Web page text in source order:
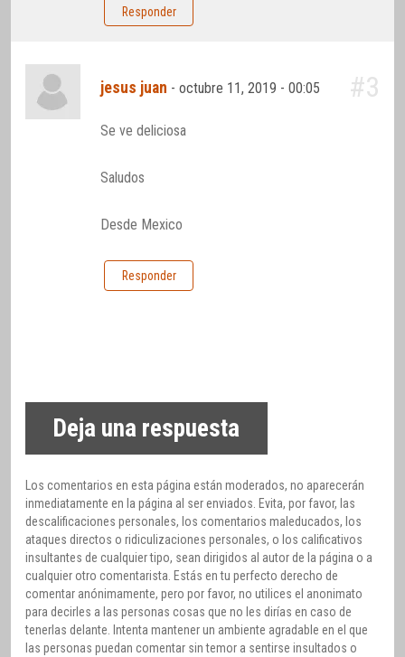
Responder
jesus juan -octubre 11, 2019 - 00:05 #3
Se ve deliciosa
Saludos
Desde Mexico
Responder
Deja una respuesta
Los comentarios en esta página están moderados, no aparecerán
inmediatamente en la página al ser enviados. Evita, por favor, las
descalificaciones personales, los comentarios maleducados, los
ataques directos o ridiculizaciones personales, o los calificativos
insultantes de cualquier tipo, sean dirigidos al autor de la página o a
cualquier otro comentarista. Estás en tu perfecto derecho de
comentar anónimamente, pero por favor, no utilices el anonimato
para decirles a las personas cosas que no les dirías en caso de
tenerlas delante. Intenta mantener un ambiente agradable en el que
las personas puedan comentar sin temor a sentirse insultados o